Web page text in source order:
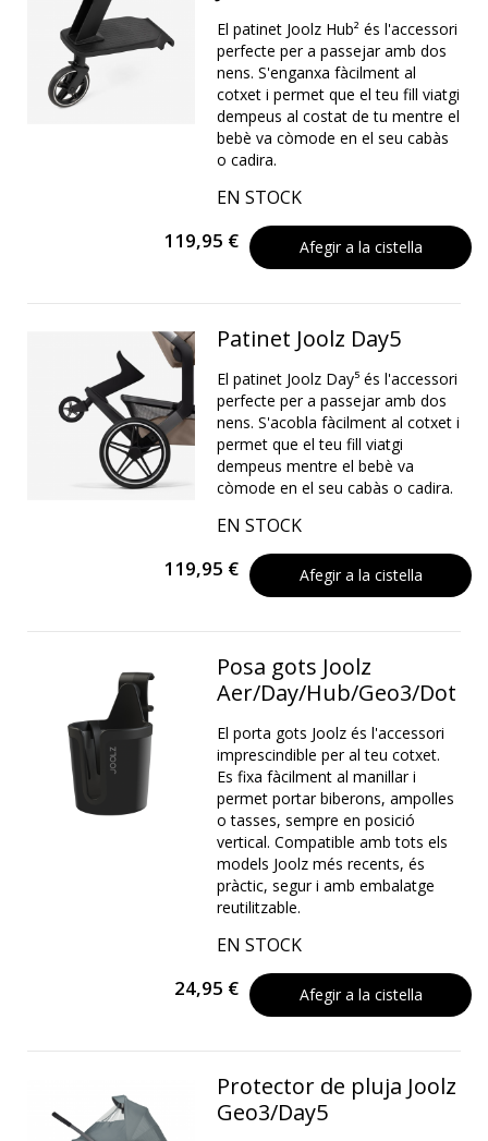
El patinet Joolz Hub² és l'accessori
perfecte per a passejar amb dos
nens. S'enganxa fàcilment al
cotxet i permet que el teu fill viatgi
dempeus al costat de tu mentre el
bebè va còmode en el seu cabàs
o cadira.
EN STOCK
119,95 € Afegir a la cistella
Patinet Joolz Day5
El patinet Joolz Day⁵ és l'accessori
perfecte per a passejar amb dos
nens. S'acobla fàcilment al cotxet i
permet que el teu fill viatgi
dempeus mentre el bebè va
còmode en el seu cabàs o cadira.
EN STOCK
119,95 € Afegir a la cistella
Posa gots Joolz
Aer/Day/Hub/Geo3/Dot
El porta gots Joolz és l'accessori
imprescindible per al teu cotxet.
Es fixa fàcilment al manillar i
permet portar biberons, ampolles
o tasses, sempre en posició
vertical. Compatible amb tots els
models Joolz més recents, és
pràctic, segur i amb embalatge
reutilitzable.
EN STOCK
24,95 € Afegir a la cistella
Protector de pluja Joolz
Geo3/Day5